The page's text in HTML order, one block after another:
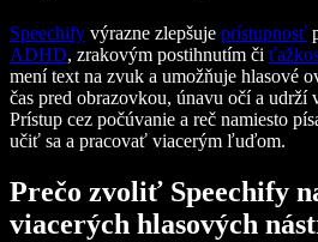
Speechify výrazne zlepšuje prístupnosť
ADHD, zrakovým postihnutím či
mení text na zvuk a umožňuje hlasové
čas pred obrazovkou, únavu očí a udrží
Prístup cez počúvanie a reč namiesto
učiť sa a pracovať viacerým ľuďom.
Prečo zvoliť Speechify
viacerých hlasových